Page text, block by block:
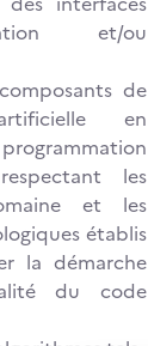
et/ou
de
en
les
et les
établis
la démarche
du code